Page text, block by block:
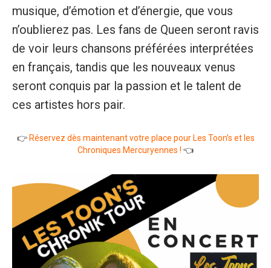
musique, d’émotion et d’énergie, que vous
n’oublierez pas. Les fans de Queen seront ravis
de voir leurs chansons préférées interprétées
en français, tandis que les nouveaux venus
seront conquis par la passion et le talent de
ces artistes hors pair.
👉 Réservez dès maintenant votre place pour Les Toon’s et les
Chroniques Mercuryennes ! 👈